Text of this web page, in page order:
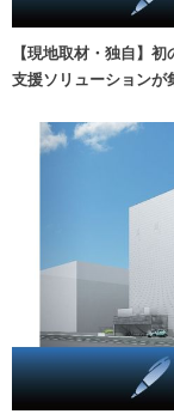
【現地取材・独自】
支援ソリューションが